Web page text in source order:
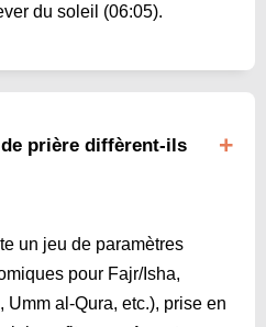
du soleil (06:05).
prière diffèrent-ils
un jeu de paramètres
pour Fajr/Isha,
Umm al-Qura, etc.), prise en